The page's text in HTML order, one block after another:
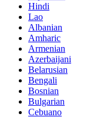
Hindi
Lao
Albanian
Amharic
Armenian
Azerbaijani
Belarusian
Bengali
Bosnian
Bulgarian
Cebuano